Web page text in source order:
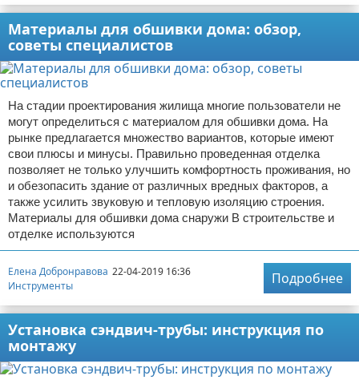
Материалы для обшивки дома: обзор,
советы специалистов
На стадии проектирования жилища многие пользователи не
могут определиться с материалом для обшивки дома. На
рынке предлагается множество вариантов, которые имеют
свои плюсы и минусы. Правильно проведенная отделка
позволяет не только улучшить комфортность проживания, но
и обезопасить здание от различных вредных факторов, а
также усилить звуковую и тепловую изоляцию строения.
Материалы для обшивки дома снаружи В строительстве и
отделке используются
Елена Добронравова 22-04-2019 16:36
Инструменты
Подробнее
Установка сэндвич-трубы: инструкция по
монтажу